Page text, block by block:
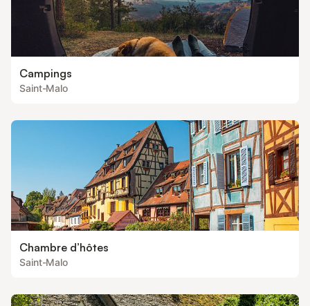
Campings
Saint-Malo
Chambre d’hôtes
Saint-Malo